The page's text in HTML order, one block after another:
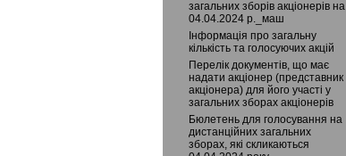
загальних зборів акціонерів на
04.04.2024 р._маш
Інформація про загальну
кількість та голосуючих акцій
Перелік документів, що має
надати акціонер (представник
акціонера) для його участі у
загальних зборах акціонерів
Бюлетень для голосування на
дистанційних загальних
зборах, які скликаються